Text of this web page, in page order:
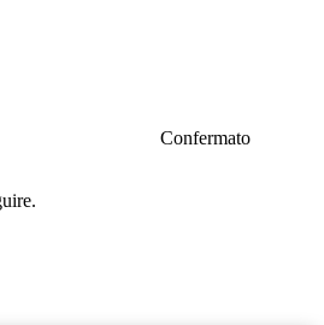
Confermato